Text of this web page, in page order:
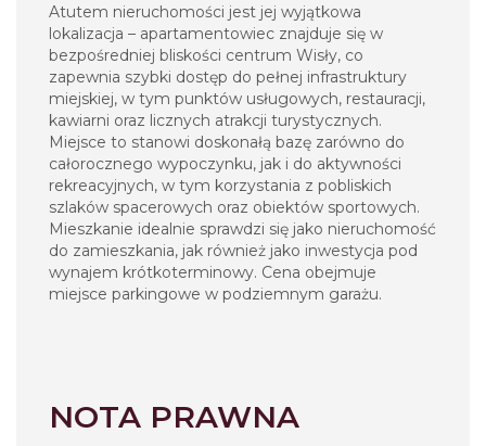
Atutem nieruchomości jest jej wyjątkowa
lokalizacja – apartamentowiec znajduje się w
bezpośredniej bliskości centrum Wisły, co
zapewnia szybki dostęp do pełnej infrastruktury
miejskiej, w tym punktów usługowych, restauracji,
kawiarni oraz licznych atrakcji turystycznych.
Miejsce to stanowi doskonałą bazę zarówno do
całorocznego wypoczynku, jak i do aktywności
rekreacyjnych, w tym korzystania z pobliskich
szlaków spacerowych oraz obiektów sportowych.
Mieszkanie idealnie sprawdzi się jako nieruchomość
do zamieszkania, jak również jako inwestycja pod
wynajem krótkoterminowy. Cena obejmuje
miejsce parkingowe w podziemnym garażu.
NOTA PRAWNA